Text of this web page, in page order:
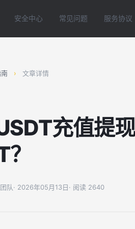
安全中心 常见问题 服务协议
› 文章详情
充值提
队· 2026年05月13日· 阅读 2640